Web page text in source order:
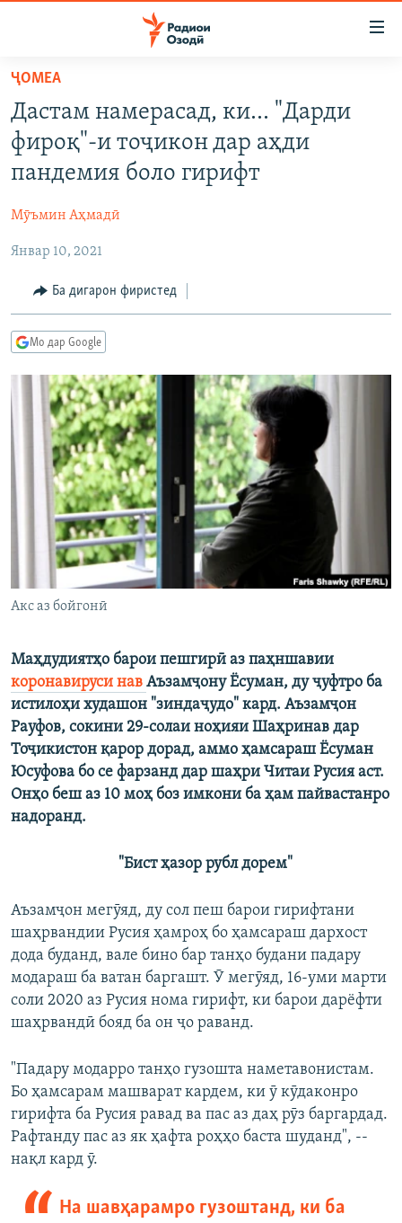
Ҷаҳиш
мояи
аслӣ
Ҷаҳиш
ба
феҳристи
аслӣ
Ҷаҳиш
ҷустор
ҚАЗИЯИ "КРОКУС"
ОСИЁИ МАРКАЗӢ
ФАРҲАНГ
ВАРЗИШ
ГАПИ ОЗОД
РӮЗГОРИ МУҲОҶИР
ТАҲҚИҚОТ
ҶАНГ ДАР УКРАИНА
НАЗАРИ МАРДУМ
ОЗОДӢ ОНЛАЙН
ВИДЕО
НИГОРИСТОН
ГУЗОРИШҲОИ РАДИОӢ
РӮЙХАТҲО
КИТОБҲОИ ОЗОДӢ
Русский
ПАЙГИРӢ КУНЕД
Ҳамаи сомонаҳои RFE/RL
ҶОМEА
Дастам намерасад, ки... "Дарди
фироқ"-и тоҷикон дар аҳди
пандемия боло гирифт
Мӯъмин Аҳмадӣ
Январ 10, 2021
Ба дигарон фиристед
Мо дар Google
Акс аз бойгонӣ
Маҳдудиятҳо барои пешгирӣ аз паҳншавии
коронавируси нав Аъзамҷону Ёсуман, ду ҷуфтро ба
истилоҳи худашон "зиндаҷудо" кард. Аъзамҷон
Рауфов, сокини 29-солаи ноҳияи Шаҳринав дар
Тоҷикистон қарор дорад, аммо ҳамсараш Ёсуман
Юсуфова бо се фарзанд дар шаҳри Читаи Русия аст.
Онҳо беш аз 10 моҳ боз имкони ба ҳам пайвастанро
надоранд.
"Бист ҳазор рубл дорем"
Аъзамҷон мегӯяд, ду сол пеш барои гирифтани
шаҳрвандии Русия ҳамроҳ бо ҳамсараш дархост
дода буданд, вале бино бар танҳо будани падару
модараш ба ватан баргашт. Ӯ мегӯяд, 16-уми марти
соли 2020 аз Русия нома гирифт, ки барои дарёфти
шаҳрвандӣ бояд ба он ҷо раванд.
"Падару модарро танҳо гузошта наметавонистам.
Бо ҳамсарам машварат кардем, ки ӯ кӯдаконро
гирифта ба Русия равад ва пас аз даҳ рӯз баргардад.
Рафтанду пас аз як ҳафта роҳҳо баста шуданд", --
нақл кард ӯ.
На шавҳарамро гузоштанд, ки ба